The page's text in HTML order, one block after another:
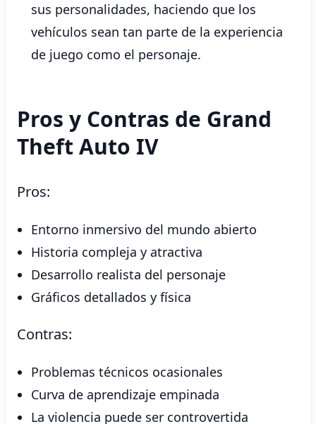
sus personalidades, haciendo que los
vehículos sean tan parte de la experiencia
de juego como el personaje.
Pros y Contras de Grand
Theft Auto IV
Pros:
Entorno inmersivo del mundo abierto
Historia compleja y atractiva
Desarrollo realista del personaje
Gráficos detallados y física
Contras:
Problemas técnicos ocasionales
Curva de aprendizaje empinada
La violencia puede ser controvertida